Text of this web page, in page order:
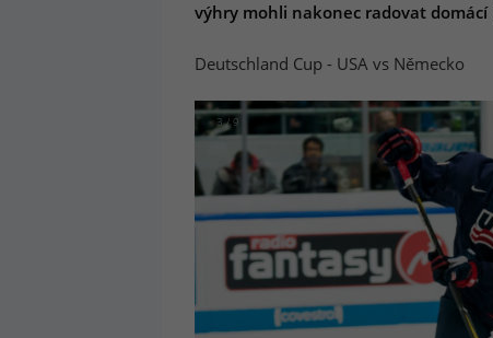
výhry mohli nakonec radovat domácí
Deutschland Cup - USA vs Německo
3 / 9